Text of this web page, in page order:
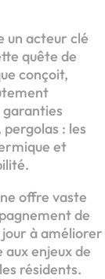
un acteur clé
quête de
conçoit,
: les
et
offre vaste
de
à améliorer
enjeux de
résidents.